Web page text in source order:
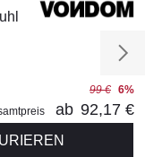
99 € 6%
ab 92,17 €